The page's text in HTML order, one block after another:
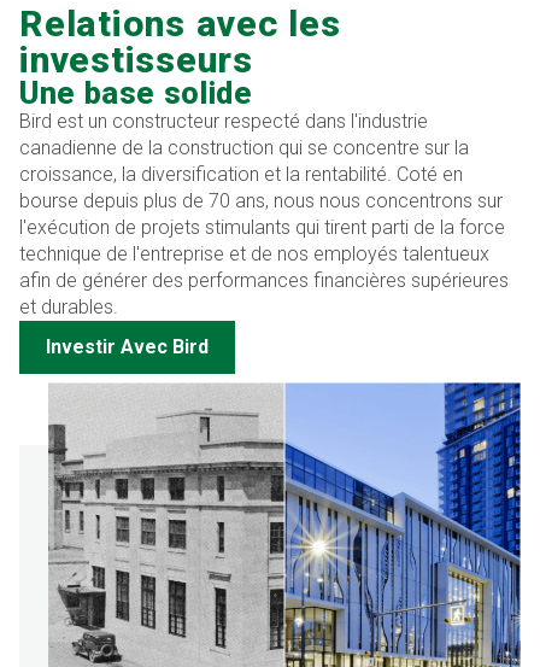
Relations avec les
investisseurs
Une base solide
Bird est un constructeur respecté dans l'industrie
canadienne de la construction qui se concentre sur la
croissance, la diversification et la rentabilité. Coté en
bourse depuis plus de 70 ans, nous nous concentrons sur
l'exécution de projets stimulants qui tirent parti de la force
technique de l'entreprise et de nos employés talentueux
afin de générer des performances financières supérieures
et durables.
Investir Avec Bird